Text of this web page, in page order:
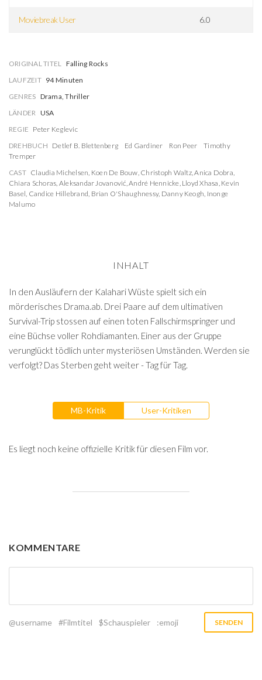
Moviebreak User 6.0
ORIGINAL TITEL Falling Rocks
LAUFZEIT 94 Minuten
GENRES Drama, Thriller
LÄNDER USA
REGIE Peter Keglevic
DREHBUCH Detlef B. Blettenberg Ed Gardiner Ron Peer
Timothy
Tremper
CAST Claudia Michelsen, Koen De Bouw, Christoph Waltz,Anica Dobra,
Chiara Schoras, Aleksandar Jovanović,André Hennicke, Lloyd Xhasa, Kevin
Basel, Candice Hillebrand, Brian O'Shaughnessy, Danny Keogh, Inonge
Malumo
INHALT
In den Ausläufern der Kalahari Wüste spielt sich ein
mörderisches Drama.ab. Drei Paare auf dem ultimativen
Survival-Trip stossen auf einen toten Fallschirmspringer und
eine Büchse voller Rohdiamanten. Einer aus der Gruppe
verunglückt tödlich unter mysteriösen Umständen. Werden sie
verfolgt? Das Sterben geht weiter - Tag für Tag.
MB-Kritik User-Kritiken
Es liegt noch keine offizielle Kritik für diesen Film vor.
KOMMENTARE
@username #Filmtitel $Schauspieler :emoji